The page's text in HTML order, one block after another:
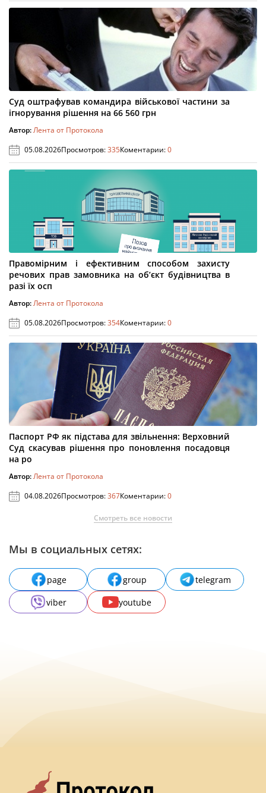
Суд оштрафував командира військової частини за
ігнорування рішення на 66 560 грн
Автор:Лента от Протокола
05.08.2026Просмотров:335Коментарии:0
Правомірним і ефективним способом захисту
речових прав замовника на об’єкт будівництва в
разі їх осп
Автор:Лента от Протокола
05.08.2026Просмотров:354Коментарии:0
Паспорт РФ як підстава для звільнення: Верховний
Суд скасував рішення про поновлення посадовця
на ро
Автор:Лента от Протокола
04.08.2026Просмотров:367Коментарии:0
Смотреть все новости
Мы в социальных сетях:
page group
telegram
viber
youtube